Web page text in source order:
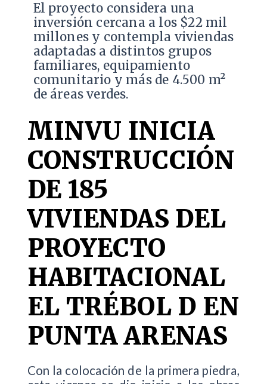
El proyecto considera una
inversión cercana a los $22 mil
millones y contempla viviendas
adaptadas a distintos grupos
familiares, equipamiento
comunitario y más de 4.500 m²
de áreas verdes.
MINVU INICIA
CONSTRUCCIÓN
DE 185
VIVIENDAS DEL
PROYECTO
HABITACIONAL
EL TRÉBOL D EN
PUNTA ARENAS
Con la colocación de la primera piedra,